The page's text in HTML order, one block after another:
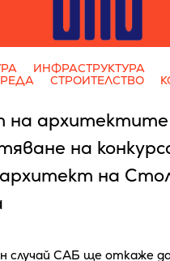
ИНФРАСТРУКТУРА
СТРОИТЕЛСТВО
на архитектите
на
на
случай САБ ще откаже да